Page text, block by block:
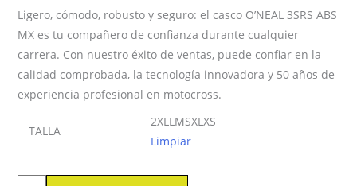
Ligero, cómodo, robusto y seguro: el casco O’NEAL 3SRS ABS
MX es tu compañero de confianza durante cualquier
carrera. Con nuestro éxito de ventas, puede confiar en la
calidad comprobada, la tecnología innovadora y 50 años de
experiencia profesional en motocross.
TALLA
2XLLMSXLXS
Limpiar